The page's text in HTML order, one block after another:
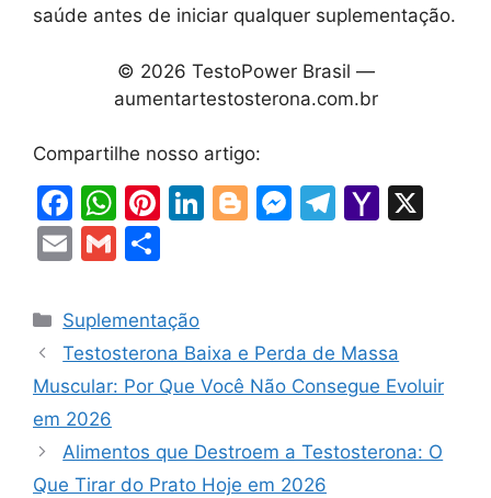
saúde antes de iniciar qualquer suplementação.
© 2026 TestoPower Brasil —
aumentartestosterona.com.br
Compartilhe nosso artigo:
F
a
c
e
b
o
o
k
W
h
at
s
A
p
Pi
e
st
Li
dI
n
Bl
er
M
e
n
er
T
a
m
Y
o
M
l
E
ai
l
G
ai
l
ar
e
Categorias
Suplementação
Testosterona Baixa e Perda de Massa
Muscular: Por Que Você Não Consegue Evoluir
em 2026
Alimentos que Destroem a Testosterona: O
Que Tirar do Prato Hoje em 2026